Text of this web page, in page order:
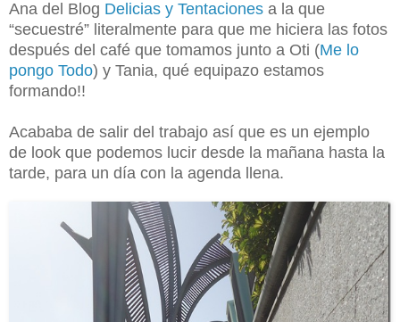
Ana del Blog Delicias y Tentaciones a la que
“secuestré” literalmente para que me hiciera las fotos
después del café que tomamos junto a Oti (Me lo
pongo Todo) y Tania, qué equipazo estamos
formando!!
Acababa de salir del trabajo así que es un ejemplo
de look que podemos lucir desde la mañana hasta la
tarde, para un día con la agenda llena.